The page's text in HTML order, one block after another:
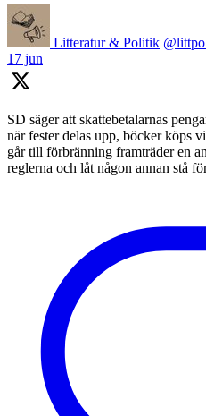
Litteratur & Politik
17 jun
SD säger att skattebetalarnas
när fester delas upp, böcker köps
går till förbränning framträder en
reglerna och låt någon annan stå